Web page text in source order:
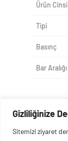
Gizliliğinize
Sitemizi ziyaret
Ürün Cinsi
Tipi
Basınç
Bar Aralığı